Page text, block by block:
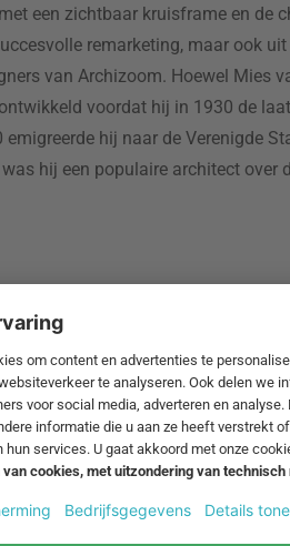
een zichtbaar kruisframe en de
remarketing, maar ook
van Archizoom. Hoewel Mies
voordat hij in 1930 de
hij naar de Verenigde
hij een populaire architect over
De